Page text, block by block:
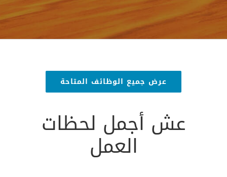
عرض جميع الوظائف المتاحة
عش أجمل لحظات
العمل